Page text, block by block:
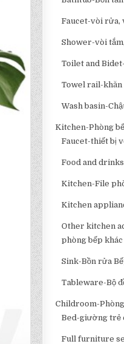
Faucet-vòi rửa,
Shower-vòi
Toilet and
Towel rail-khăn
Wash basin-
Kitchen-Phòng
Faucet-thiết bị
Food and
Kitchen-File
Kitchen
Other kitchen
phòng bếp khác
Sink-Bồn rửa
Tableware-Bộ
Childroom-
Bed-giường trẻ
Full furniture